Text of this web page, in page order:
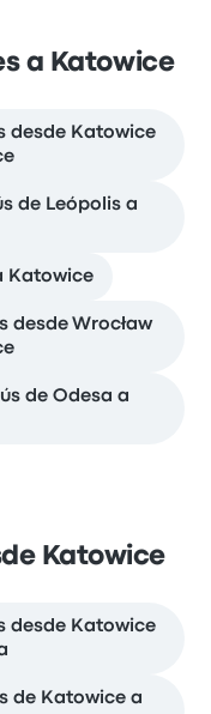
a Katowice
desde Katowice
de Leópolis a
Katowice
desde Wrocław
de Odesa a
Katowice
desde Katowice
de Katowice a